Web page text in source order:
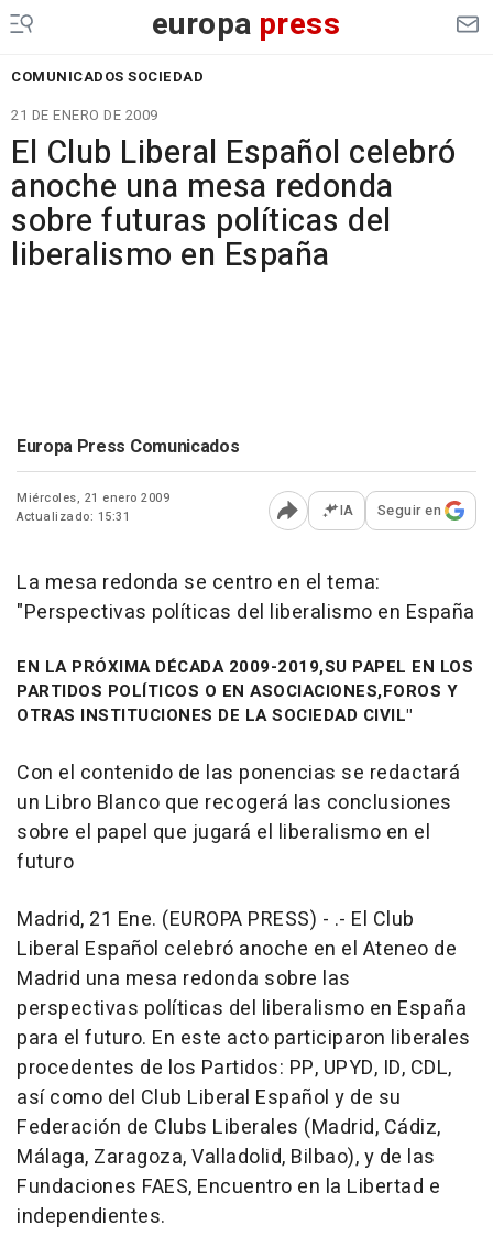
europa press
COMUNICADOS SOCIEDAD
21 DE ENERO DE 2009
El Club Liberal Español celebró
anoche una mesa redonda
sobre futuras políticas del
liberalismo en España
Europa Press Comunicados
Miércoles, 21 enero 2009
Actualizado: 15:31
Abrir opciones para
IA Seguir en
La mesa redonda se centro en el tema:
"Perspectivas políticas del liberalismo en España
EN LA PRÓXIMA DÉCADA 2009-2019,SU PAPEL EN LOS
PARTIDOS POLÍTICOS O EN ASOCIACIONES,FOROS Y
OTRAS INSTITUCIONES DE LA SOCIEDAD CIVIL"
Con el contenido de las ponencias se redactará
un Libro Blanco que recogerá las conclusiones
sobre el papel que jugará el liberalismo en el
futuro
Madrid, 21 Ene. (EUROPA PRESS) - .- El Club
Liberal Español celebró anoche en el Ateneo de
Madrid una mesa redonda sobre las
perspectivas políticas del liberalismo en España
para el futuro. En este acto participaron liberales
procedentes de los Partidos: PP, UPYD, ID, CDL,
así como del Club Liberal Español y de su
Federación de Clubs Liberales (Madrid, Cádiz,
Málaga, Zaragoza, Valladolid, Bilbao), y de las
Fundaciones FAES, Encuentro en la Libertad e
independientes.